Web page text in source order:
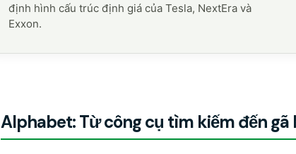
định hình cấu trúc định giá của Tesla, NextEra và
Exxon.
Alphabet: Từ công cụ tìm kiếm đến gã